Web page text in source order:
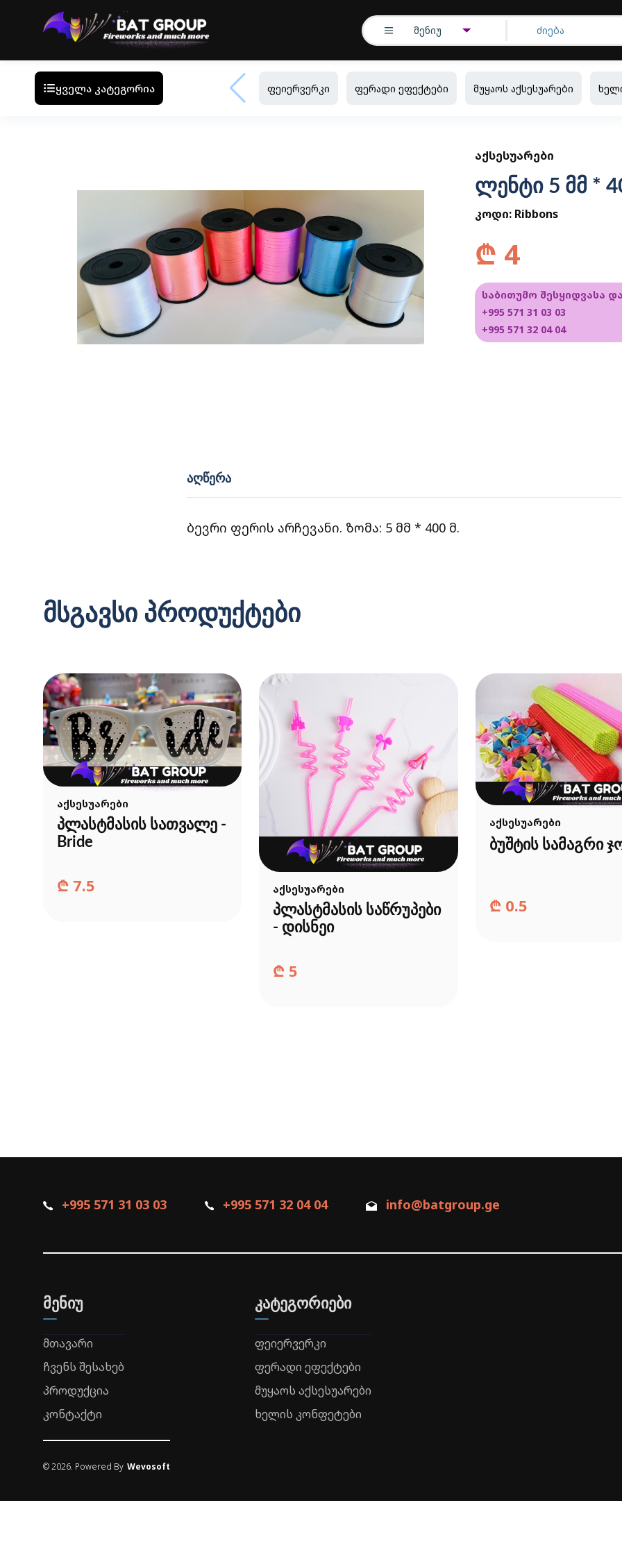
მენიუ
ყველა კატეგორია ფეიერვერკი ფერადი ეფექტები მუყაოს აქსესუარები
ᲐᲥᲡᲔᲡᲣᲐᲠᲔᲑᲘ
ლენტი 5 მმ *
კოდი: Ribbons
₾ 4
საბითუმო შესყიდვასა
+995 571 31 03 03
+995 571 32 04 04
ᲐᲦᲬᲔᲠᲐ
ბევრი ფერის არჩევანი. ზომა: 5 მმ * 400 მ.
მსგავსი პროდუქტები
აქსესუარები
პლასტმასის სათვალე -
Bride
₾ 7.5 აქსესუარები
პლასტმასის საწრუპები
- დისნეი
₾ 5
აქსესუარები
ბუშტის სამაგრი
₾ 0.5
+995 571 31 03 03 +995 571 32 04 04 info@batgroup.ge
მენიუ
მთავარი
ჩვენს შესახებ
პროდუქცია
კონტაქტი
კატეგორიები
ფეიერვერკი
ფერადი ეფექტები
მუყაოს აქსესუარები
ხელის კონფეტები
©2026. Powered By Wevosoft